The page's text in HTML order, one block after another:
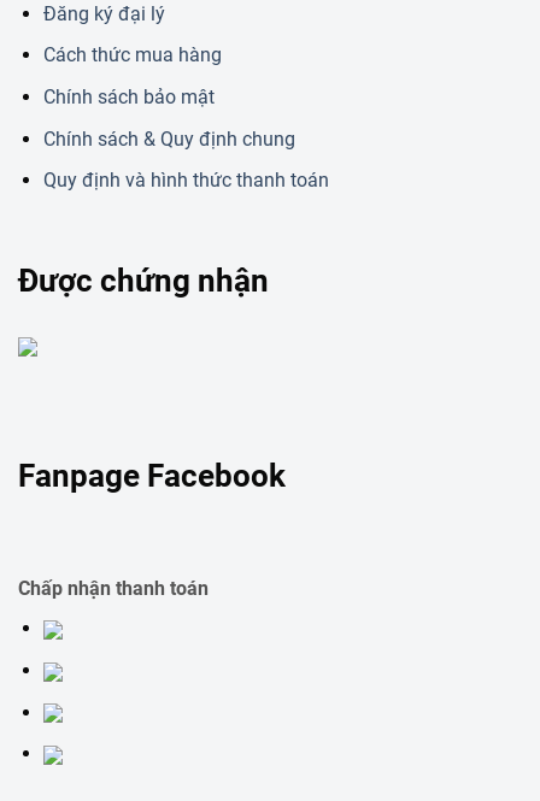
Đăng ký đại lý
Cách thức mua hàng
Chính sách bảo mật
Chính sách & Quy định chung
Quy định và hình thức thanh toán
Được chứng nhận
Fanpage Facebook
Chấp nhận thanh toán